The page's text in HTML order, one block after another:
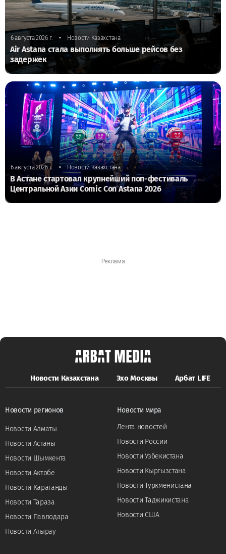
6 августа 2026 г. • Новости Казахстана
Air Astana стала выполнять больше рейсов без
задержек
6 августа 2026 г. • Новости Казахстана
В Астане стартовал крупнейший поп-фестиваль
Центральной Азии Comic Con Astana 2026
Новости Казахстана Эхо Москвы Арбат LIFE
Новости регионов
Новости Алматы
Новости Астаны
Новости Шымкента
Новости Актобе
Новости Караганды
Новости Тараза
Новости Павлодара
Новости Атырау
Новости мира
Лента новостей
Новости России
Новости Узбекистана
Новости Кыргызстана
Новости Туркменистана
Новости Таджикистана
Новости США